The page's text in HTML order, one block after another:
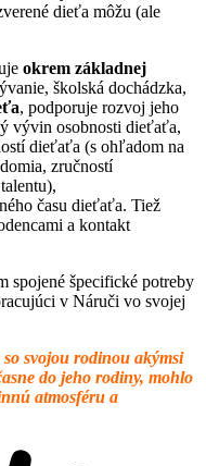
dieťa môžu (ale
okrem základnej
školská dochádzka,
, podporuje rozvoj jeho
vývin osobnosti dieťaťa,
dieťaťa (s ohľadom na
zručností
času dieťaťa. Tiež
a kontakt
spojené špecifické potreby
v Náruči vo svojej
svojou rodinou akýmsi
do jeho rodiny, mohlo
atmosféru a